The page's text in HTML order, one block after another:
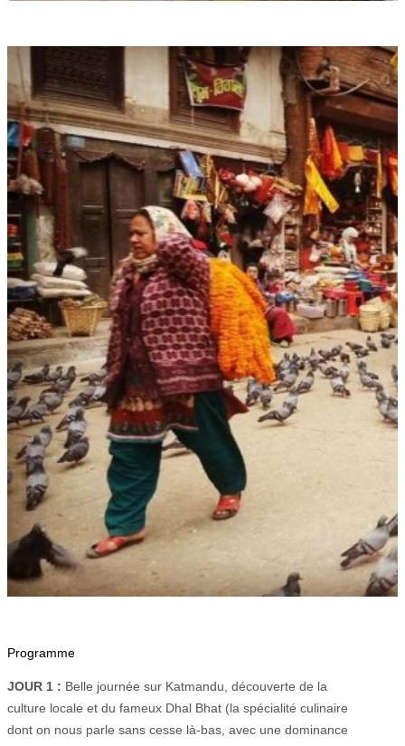
Programme
JOUR 1 : Belle journée sur Katmandu, découverte de la
culture locale et du fameux Dhal Bhat (la spécialité culinaire
dont on nous parle sans cesse là-bas, avec une dominance